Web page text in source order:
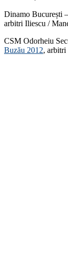
Dinamo București
arbitri Iliescu /
CSM Odorheiu
Buzău 2012, arbitri